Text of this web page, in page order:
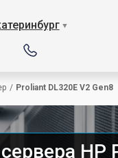
▼
/ Proliant DL320E V2 Gen8
HP